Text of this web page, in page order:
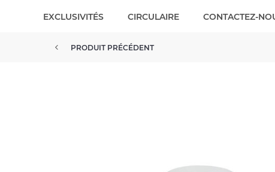
EXCLUSIVITÉS CIRCULAIRE CONTACTEZ-
PRODUIT PRÉCÉDENT